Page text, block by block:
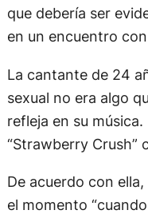
que debería ser
en un encuentro
La cantante de 24
sexual no era algo
refleja en su
“Strawberry Crush”
De acuerdo con
el momento